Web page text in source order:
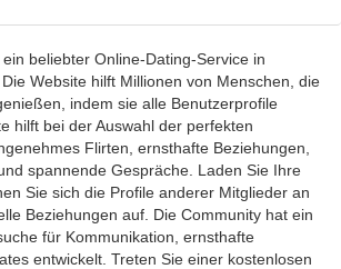
beliebter Online-Dating-Service in
Website hilft Millionen von Menschen, die
indem sie alle Benutzerprofile
hilft bei der Auswahl der perfekten
Flirten, ernsthafte Beziehungen,
spannende Gespräche. Laden Sie Ihre
Sie sich die Profile anderer Mitglieder an
Beziehungen auf. Die Community hat ein
für Kommunikation, ernsthafte
entwickelt. Treten Sie einer kostenlosen